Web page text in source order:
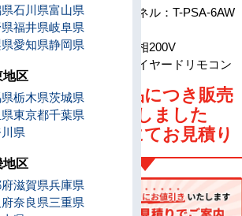
コ
ー
等
パネル：T-PSA-6AW
電源
三相200V
ワイヤードリモコン
旧型番商品につき販売
は終了しました
最新機種にてお見積り
石川県富山県
福井県岐阜県
愛知県静岡県
区
栃木県茨城県
東京都千葉県
県
区
滋賀県兵庫県
奈良県三重県